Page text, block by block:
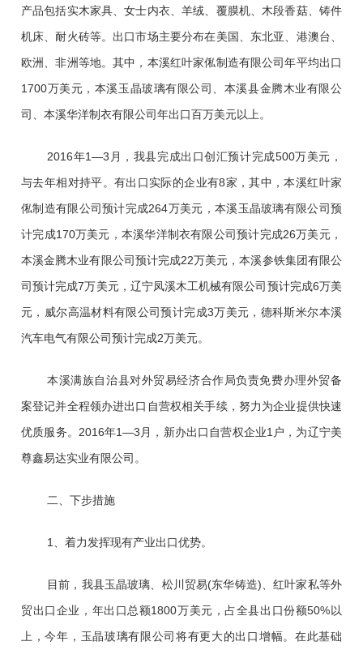
产品包括实木家具、女士内衣、羊绒、覆膜机、木段香菇、铸件
机床、耐火砖等。出口市场主要分布在美国、东北亚、港澳台、
欧洲、非洲等地。其中，本溪红叶家俬制造有限公司年平均出口
1700万美元，本溪玉晶玻璃有限公司、本溪县金腾木业有限公
司、本溪华洋制衣有限公司年出口百万美元以上。
2016年1—3月，我县完成出口创汇预计完成500万美元，
与去年相对持平。有出口实际的企业有8家，其中，本溪红叶家
俬制造有限公司预计完成264万美元，本溪玉晶玻璃有限公司预
计完成170万美元，本溪华洋制衣有限公司预计完成26万美元，
本溪金腾木业有限公司预计完成22万美元，本溪参铁集团有限公
司预计完成7万美元，辽宁凤溪木工机械有限公司预计完成6万美
元，威尔高温材料有限公司预计完成3万美元，德科斯米尔本溪
汽车电气有限公司预计完成2万美元。
本溪满族自治县对外贸易经济合作局负责免费办理外贸备
案登记并全程领办进出口自营权相关手续，努力为企业提供快速
优质服务。2016年1—3月，新办出口自营权企业1户，为辽宁美
尊鑫易达实业有限公司。
二、下步措施
1、着力发挥现有产业出口优势。
目前，我县玉晶玻璃、松川贸易(东华铸造)、红叶家私等外
贸出口企业，年出口总额1800万美元，占全县出口份额50%以
上，今年，玉晶玻璃有限公司将有更大的出口增幅。在此基础